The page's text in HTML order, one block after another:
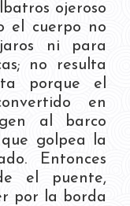
ojeroso
el cuerpo no
ni para
no resulta
porque el
en
al barco
golpea la
Entonces
el puente,
por la borda